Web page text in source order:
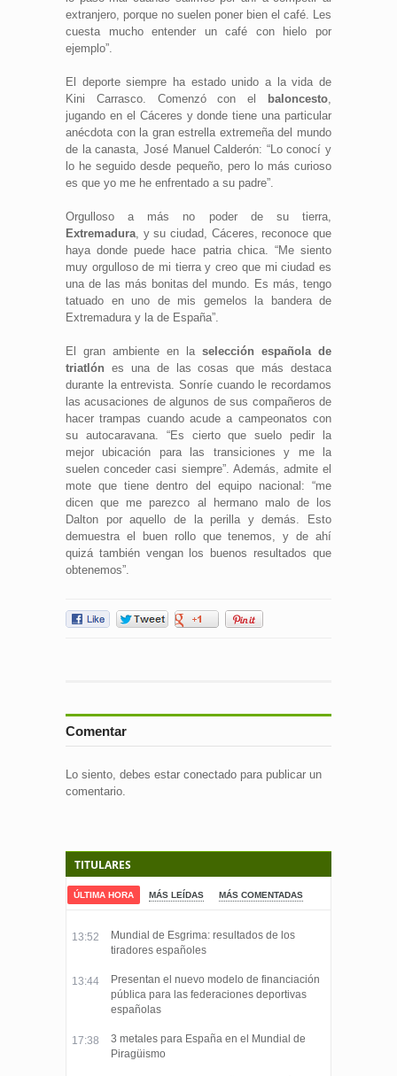
extranjero, porque no suelen poner bien el café. Les
cuesta mucho entender un café con hielo por
ejemplo”.
El deporte siempre ha estado unido a la vida de
Kini Carrasco. Comenzó con el
baloncesto,
jugando en el Cáceres y donde tiene una particular
anécdota con la gran estrella extremeña del mundo
de la canasta, José Manuel Calderón: “Lo conocí y
lo he seguido desde pequeño, pero lo más curioso
es que yo me he enfrentado a su padre”.
Orgulloso a más no poder de su tierra,
Extremadura, y su ciudad, Cáceres, reconoce que
haya donde puede hace patria chica. “Me siento
muy orgulloso de mi tierra y creo que mi ciudad es
una de las más bonitas del mundo. Es más, tengo
tatuado en uno de mis gemelos la bandera de
Extremadura y la de España”.
El gran ambiente en laselección española de
triatlón es una de las cosas que más destaca
durante la entrevista. Sonríe cuando le recordamos
las acusaciones de algunos de sus compañeros de
hacer trampas cuando acude a campeonatos con
su autocaravana. “Es cierto que suelo pedir la
mejor ubicación para las transiciones y me la
suelen conceder casi siempre”. Además, admite el
mote que tiene dentro del equipo nacional: “me
dicen que me parezco al hermano malo de los
Dalton por aquello de la perilla y demás. Esto
demuestra el buen rollo que tenemos, y de ahí
quizá también vengan los buenos resultados que
obtenemos”.
Comentar
Lo siento, debes estar conectado para publicar un
comentario.
TITULARES
ÚLTIMA HORA MÁS LEÍDAS MÁS COMENTADAS
13:52
Mundial de Esgrima: resultados de los
tiradores españoles
13:44
Presentan el nuevo modelo de financiación
pública para las federaciones deportivas
españolas
17:38
3 metales para España en el Mundial de
Piragüismo